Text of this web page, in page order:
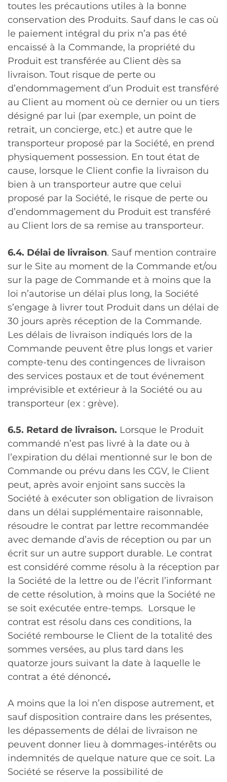
toutes les précautions utiles à la bonne
conservation des Produits. Sauf dans le cas où
le paiement intégral du prix n’a pas été
encaissé à la Commande, la propriété du
Produit est transférée au Client dès sa
livraison. Tout risque de perte ou
d’endommagement d’un Produit est transféré
au Client au moment où ce dernier ou un tiers
désigné par lui (par exemple, un point de
retrait, un concierge, etc.) et autre que le
transporteur proposé par la Société, en prend
physiquement possession. En tout état de
cause, lorsque le Client confie la livraison du
bien à un transporteur autre que celui
proposé par la Société, le risque de perte ou
d’endommagement du Produit est transféré
au Client lors de sa remise au transporteur.
6.4. Délai de livraison. Sauf mention contraire
sur le Site au moment de la Commande et/ou
sur la page de Commande et à moins que la
loi n’autorise un délai plus long, la Société
s’engage à livrer tout Produit dans un délai de
30 jours après réception de la Commande.
Les délais de livraison indiqués lors de la
Commande peuvent être plus longs et varier
compte-tenu des contingences de livraison
des services postaux et de tout événement
imprévisible et extérieur à la Société ou au
transporteur (ex : grève).
6.5. Retard de livraison. Lorsque le Produit
commandé n’est pas livré à la date ou à
l’expiration du délai mentionné sur le bon de
Commande ou prévu dans les CGV, le Client
peut, après avoir enjoint sans succès la
Société à exécuter son obligation de livraison
dans un délai supplémentaire raisonnable,
résoudre le contrat par lettre recommandée
avec demande d’avis de réception ou par un
écrit sur un autre support durable. Le contrat
est considéré comme résolu à la réception par
la Société de la lettre ou de l’écrit l’informant
de cette résolution, à moins que la Société ne
se soit exécutée entre-temps. Lorsque le
contrat est résolu dans ces conditions, la
Société rembourse le Client de la totalité des
sommes versées, au plus tard dans les
quatorze jours suivant la date à laquelle le
contrat a été dénoncé.
A moins que la loi n’en dispose autrement, et
sauf disposition contraire dans les présentes,
les dépassements de délai de livraison ne
peuvent donner lieu à dommages-intérêts ou
indemnités de quelque nature que ce soit. La
Société se réserve la possibilité de